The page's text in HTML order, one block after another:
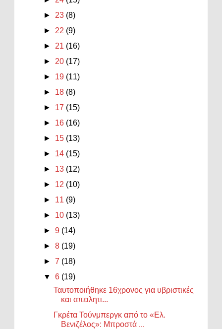
► 23 (8)
► 22 (9)
► 21 (16)
► 20 (17)
► 19 (11)
► 18 (8)
► 17 (15)
► 16 (16)
► 15 (13)
► 14 (15)
► 13 (12)
► 12 (10)
► 11 (9)
► 10 (13)
►9 (14)
►8 (19)
►7 (18)
▼6 (19)
Ταυτοποιήθηκε 16χρονος για υβριστικές
και απειλητι...
Γκρέτα Τούνμπεργκ από το «Ελ.
Βενιζέλος»: Μπροστά ...